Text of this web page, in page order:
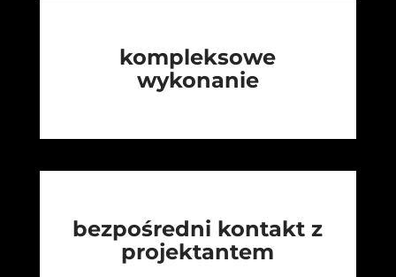
kompleksowe
wykonanie
bezpośredni kontakt z
projektantem